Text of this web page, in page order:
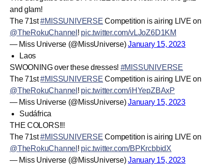
and glam!
The 71st#MISSUNIVERSE Competition is airing LIVE on
@TheRokuChannel ! pic.twitter.com/vLJoZ6D1KM
— Miss Universe (@MissUniverse)January 15, 2023
Laos
SWOONING over these dresses! #MISSUNIVERSE
The 71st#MISSUNIVERSE Competition is airing LIVE on
@TheRokuChannel ! pic.twitter.com/iHYepZBAxP
— Miss Universe (@MissUniverse)January 15, 2023
Sudáfrica
THE COLORS!!!
The 71st#MISSUNIVERSE Competition is airing LIVE on
@TheRokuChannel ! pic.twitter.com/BPKrcbbidX
— Miss Universe (@MissUniverse)January 15, 2023